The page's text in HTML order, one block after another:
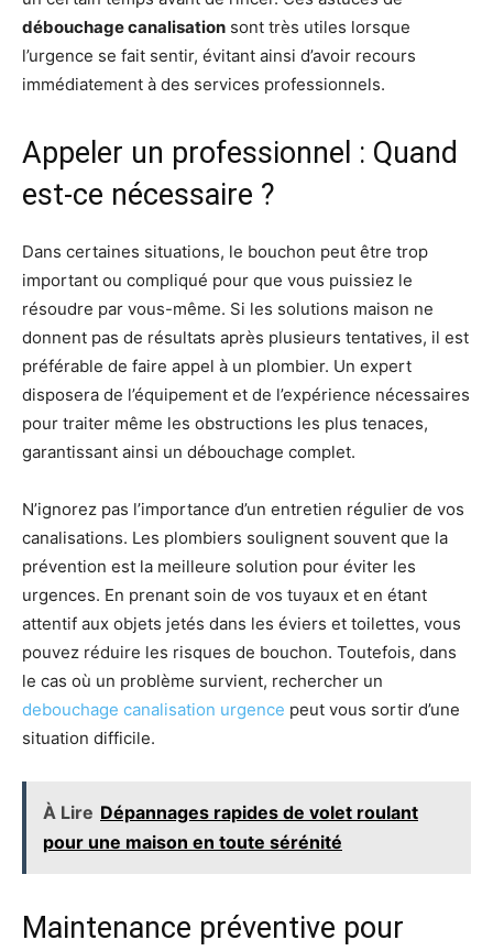
débouchage canalisation sont très utiles lorsque
l’urgence se fait sentir, évitant ainsi d’avoir recours
immédiatement à des services professionnels.
Appeler un professionnel : Quand
est-ce nécessaire ?
Dans certaines situations, le bouchon peut être trop
important ou compliqué pour que vous puissiez le
résoudre par vous-même. Si les solutions maison ne
donnent pas de résultats après plusieurs tentatives, il est
préférable de faire appel à un plombier. Un expert
disposera de l’équipement et de l’expérience nécessaires
pour traiter même les obstructions les plus tenaces,
garantissant ainsi un débouchage complet.
N’ignorez pas l’importance d’un entretien régulier de vos
canalisations. Les plombiers soulignent souvent que la
prévention est la meilleure solution pour éviter les
urgences. En prenant soin de vos tuyaux et en étant
attentif aux objets jetés dans les éviers et toilettes, vous
pouvez réduire les risques de bouchon. Toutefois, dans
le cas où un problème survient, rechercher un
debouchage canalisation urgence peut vous sortir d’une
situation difficile.
À Lire Dépannages rapides de volet roulant
pour une maison en toute sérénité
Maintenance préventive pour